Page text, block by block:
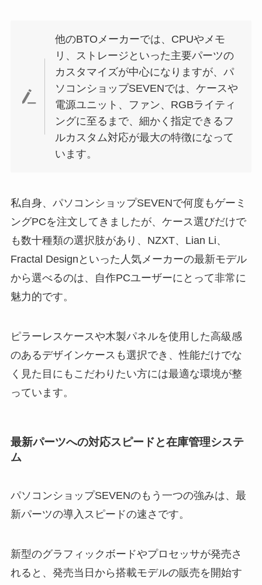
他のBTOメーカーでは、CPUやメモ
リ、ストレージといった主要パーツの
カスタマイズが中心になりますが、パ
ソコンショップSEVENでは、ケースや
電源ユニット、ファン、RGBライティ
ングに至るまで、細かく指定できるフ
ルカスタム対応が最大の特徴になって
います。
私自身、パソコンショップSEVENで何度もゲーミ
ングPCを注文してきましたが、ケース選びだけで
も数十種類の選択肢があり、NZXT、Lian Li、
Fractal Designといった人気メーカーの最新モデル
から選べるのは、自作PCユーザーにとって非常に
魅力的です。
ピラーレスケースや木製パネルを使用した高級感
のあるデザインケースも選択でき、性能だけでな
く見た目にもこだわりたい方には最適な環境が整
っています。
最新パーツへの対応スピードと在庫管理システ
ム
パソコンショップSEVENのもう一つの強みは、最
新パーツの導入スピードの速さです。
新型のグラフィックボードやプロセッサが発売さ
れると、発売当日から搭載モデルの販売を開始す